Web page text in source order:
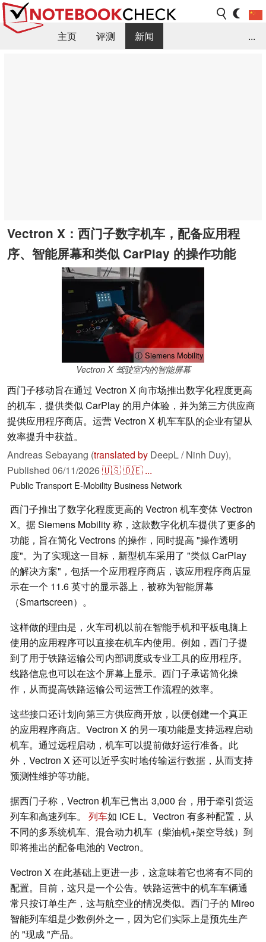
主页 评测
新闻
...
Vectron X：西门子数字机车，配备应用程
序、智能屏幕和类似 CarPlay 的操作功能
ⓘ Siemens Mobility
Vectron X 驾驶室内的智能屏幕
西门子移动旨在通过 Vectron X 向市场推出数字化程度更高
的机车，提供类似 CarPlay 的用户体验，并为第三方供应商
提供应用程序商店。运营 Vectron X 机车车队的企业有望从
效率提升中获益。
Andreas Sebayang (translated by DeepL / Ninh Duy),
Published 06/11/2026🇺🇸🇩🇪 ...
Public Transport E-Mobility Business Network
西门子推出了数字化程度更高的 Vectron 机车变体 Vectron
X。据 Siemens Mobility 称，这款数字化机车提供了更多的
功能，旨在简化 Vectrons 的操作，同时提高 "操作透明
度"。为了实现这一目标，新型机车采用了 "类似 CarPlay
的解决方案"，包括一个应用程序商店，该应用程序商店显
示在一个 11.6 英寸的显示器上，被称为智能屏幕
（Smartscreen）。
这样做的理由是，火车司机以前在智能手机和平板电脑上
使用的应用程序可以直接在机车内使用。例如，西门子提
到了用于铁路运输公司内部调度或专业工具的应用程序。
线路信息也可以在这个屏幕上显示。西门子承诺简化操
作，从而提高铁路运输公司运营工作流程的效率。
这些接口还计划向第三方供应商开放，以便创建一个真正
的应用程序商店。Vectron X 的另一项功能是支持远程启动
机车。通过远程启动，机车可以提前做好运行准备。此
外，Vectron X 还可以近乎实时地传输运行数据，从而支持
预测性维护等功能。
据西门子称，Vectron 机车已售出 3,000 台，用于牵引货运
列车和高速列车。 列车如 ICE L。Vectron 有多种配置，从
不同的多系统机车、混合动力机车（柴油机+架空导线）到
即将推出的配备电池的 Vectron。
Vectron X 在此基础上更进一步，这意味着它也将有不同的
配置。目前，这只是一个公告。铁路运营中的机车车辆通
常只按订单生产，这与航空业的情况类似。西门子的 Mireo
智能列车组是少数例外之一，因为它们实际上是预先生产
的 "现成 "产品。